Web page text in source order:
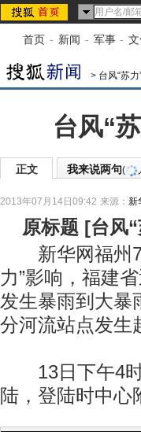
首页 - 新闻 - 军事 -
> 台风“苏
台风“
正文 我来说两句(
2013年07月14日09:42 来源： 新
原标题 [台风
新华网福州7
力”影响，福建
发生暴雨到大暴
分河流站点发生
13日下午4时
陆，登陆时中心